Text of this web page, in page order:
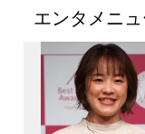
エンタメニュ